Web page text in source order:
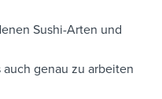
Sushi-Arten und
genau zu arbeiten